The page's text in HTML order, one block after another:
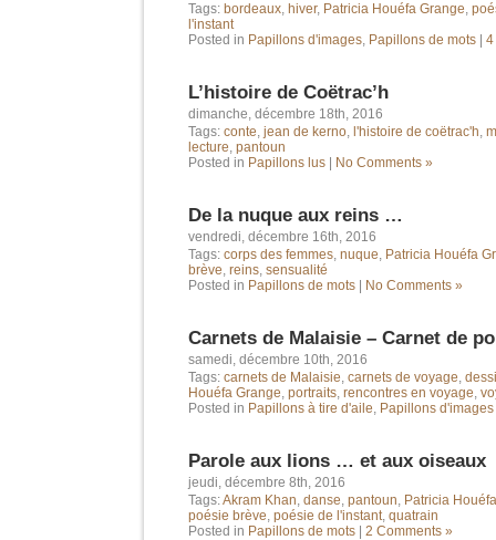
Tags: bordeaux, hiver, Patricia Houéfa Grange,
l'instant
Posted in Papillons d'images, Papillons de mots 4
L’histoire de Coëtrac’h
dimanche, décembre 18th, 2016
Tags: conte, jean de kerno, l'histoire de coëtrac'h,
lecture, pantoun
Posted in Papillons lus No Comments »
De la nuque aux reins …
vendredi, décembre 16th, 2016
Tags: corps des femmes, nuque, Patricia Houéfa
brève, reins, sensualité
Posted in Papillons de mots No Comments »
Carnets de Malaisie – Carnet de
samedi, décembre 10th, 2016
Tags: carnets de Malaisie, carnets de voyage,
Houéfa Grange, portraits, rencontres en voyage,
Posted in Papillons à tire d'aile, Papillons d'images
Parole aux lions … et aux oiseaux
jeudi, décembre 8th, 2016
Tags:Akram Khan, danse, pantoun, Patricia
poésie brève, poésie de l'instant, quatrain
Posted in Papillons de mots 2 Comments »